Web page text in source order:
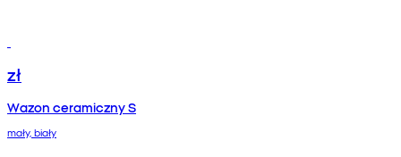
zł
Wazon ceramiczny S
mały, biały